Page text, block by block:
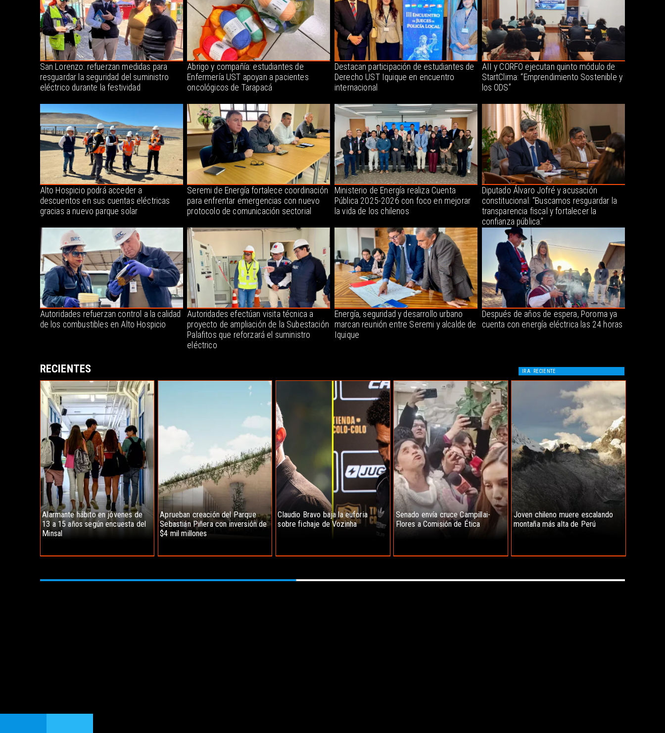
San Lorenzo: refuerzan medidas para
resguardar la seguridad del suministro
eléctrico durante la festividad
Abrigo y compañía: estudiantes de
Enfermería UST apoyan a pacientes
oncológicos de Tarapacá
Destacan participación de estudiantes de
Derecho UST Iquique en encuentro
internacional
AII y CORFO ejecutan quinto módulo de
StartClima: “Emprendimiento Sostenible y
los ODS”
Alto Hospicio podrá acceder a
descuentos en sus cuentas eléctricas
gracias a nuevo parque solar
Seremi de Energía fortalece coordinación
para enfrentar emergencias con nuevo
protocolo de comunicación sectorial
Ministerio de Energía realiza Cuenta
Pública 2025-2026 con foco en mejorar
la vida de los chilenos
Diputado Álvaro Jofré y acusación
constitucional: “Buscamos resguardar la
transparencia fiscal y fortalecer la
confianza pública.”
Autoridades refuerzan control a la calidad
de los combustibles en Alto Hospicio
Autoridades efectúan visita técnica a
proyecto de ampliación de la Subestación
Palafitos que reforzará el suministro
eléctrico
Energía, seguridad y desarrollo urbano
marcan reunión entre Seremi y alcalde de
Iquique
Después de años de espera, Poroma ya
cuenta con energía eléctrica las 24 horas
Alarmante hábito en jóvenes de
13 a 15 años según encuesta del
Minsal
Aprueban creación del Parque
Sebastián Piñera con inversión de
$4 mil millones
Claudio Bravo baja la euforia
sobre fichaje de Vozinha
Senado envía cruce Campillai-
Flores a Comisión de Ética
Joven chileno muere escalando
montaña más alta de Perú
RECIENTES IR A RECIENTE